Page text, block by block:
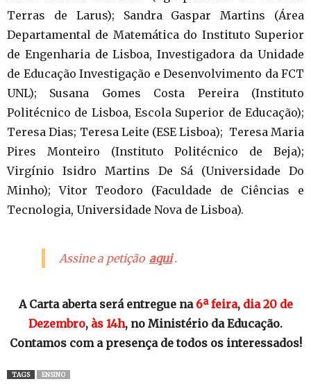
Terras de Larus); Sandra Gaspar Martins (Área
Departamental de Matemática do Instituto Superior
de Engenharia de Lisboa, Investigadora da Unidade
de Educação Investigação e Desenvolvimento da FCT
UNL); Susana Gomes Costa Pereira (Instituto
Politécnico de Lisboa, Escola Superior de Educação);
Teresa Dias; Teresa Leite (ESE Lisboa); Teresa Maria
Pires Monteiro (Instituto Politécnico de Beja);
Virgínio Isidro Martins De Sá (Universidade Do
Minho); Vitor Teodoro (Faculdade de Ciências e
Tecnologia, Universidade Nova de Lisboa).
Assine a petição aqui .
A Carta aberta será entregue na 6ª feira, dia 20 de
Dezembro, às 14h, no Ministério da Educação.
Contamos com a presença de todos os interessados!
TAGS ENSINO